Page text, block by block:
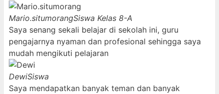
Mario.situmorangSiswa Kelas 8-A
Saya senang sekali belajar di sekolah ini, guru
pengajarnya nyaman dan profesional sehingga saya
mudah mengikuti pelajaran
DewiSiswa
Saya mendapatkan banyak teman dan banyak